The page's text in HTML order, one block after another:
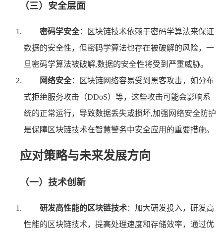
（三）安全层面
密码学安全：区块链技术依赖于密码学算法来保证
数据的安全性，但密码学算法也存在被破解的风险，一
旦密码学算法被破解,数据的安全性将受到严重威胁。
网络安全：区块链网络容易受到黑客攻击，如分布
式拒绝服务攻击（DDoS）等，这些攻击可能会影响系
统的正常运行，导致数据丢失或损坏,加强网络安全防护
是保障区块链技术在智慧警务中安全应用的重要措施。
应对策略与未来发展方向
（一）技术创新
研发高性能的区块链技术：加大研发投入，研发高
性能的区块链技术，提高处理速度和存储效率，通过优